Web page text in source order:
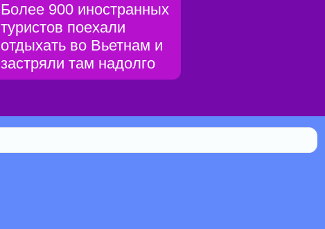
Более 900 иностранных
туристов поехали
отдыхать во Вьетнам и
застряли там надолго